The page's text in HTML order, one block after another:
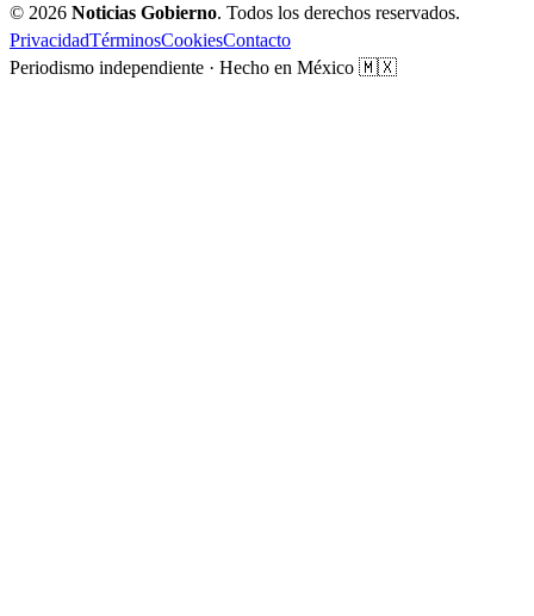
© 2026 Noticias Gobierno. Todos los derechos reservados.
PrivacidadTérminosCookiesContacto
Periodismo independiente · Hecho en México 🇲🇽